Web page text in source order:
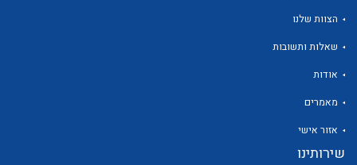
הצוות שלנו
שאלות ותשובות
אודות
מאמרים
אזור אישי
שירותינו